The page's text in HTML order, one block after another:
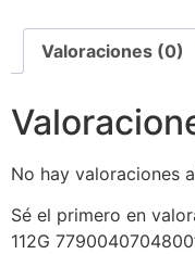
Valoraciones (0)
No hay valoraciones
Sé el primero en
112G